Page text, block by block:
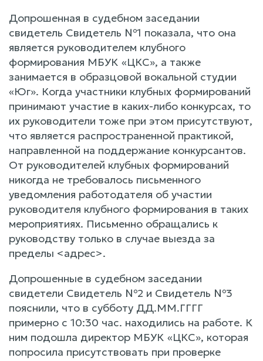
Допрошенная в судебном заседании
свидетель Свидетель №1 показала, что она
является руководителем клубного
формирования МБУК «ЦКС», а также
занимается в образцовой вокальной студии
«Юг». Когда участники клубных формирований
принимают участие в каких-либо конкурсах, то
их руководители тоже при этом присутствуют,
что является распространенной практикой,
направленной на поддержание конкурсантов.
От руководителей клубных формирований
никогда не требовалось письменного
уведомления работодателя об участии
руководителя клубного формирования в таких
мероприятиях. Письменно обращались к
руководству только в случае выезда за
пределы <адрес>.
Допрошенные в судебном заседании
свидетели Свидетель №2 и Свидетель №3
пояснили, что в субботу ДД.ММ.ГГГГ
примерно с 10:30 час. находились на работе. К
ним подошла директор МБУК «ЦКС», которая
попросила присутствовать при проверке